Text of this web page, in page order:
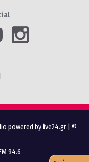
powered by live24.gr | ©
94.6